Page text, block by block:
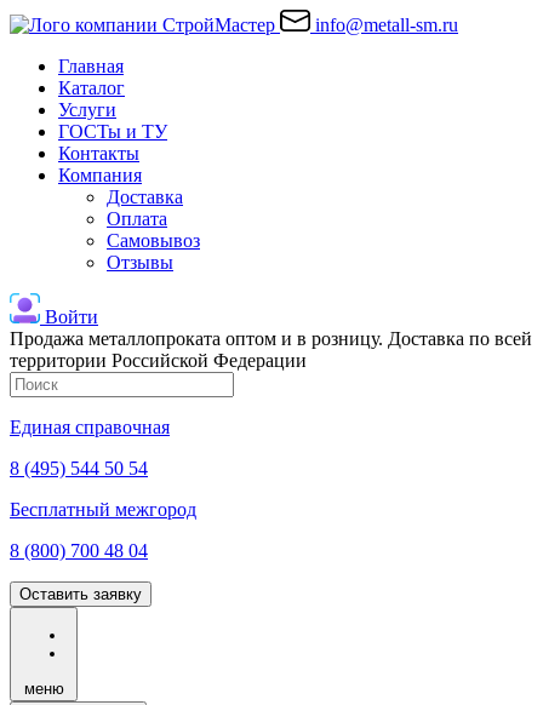
info@metall-sm.ru
Главная
Каталог
Услуги
ГОСТы и ТУ
Контакты
Компания
Доставка
Оплата
Самовывоз
Отзывы
Войти
Продажа металлопроката оптом и в розницу. Доставка по всей
территории Российской Федерации
Единая справочная
8 (495) 544 50 54
Бесплатный межгород
8 (800) 700 48 04
Оставить заявку
меню